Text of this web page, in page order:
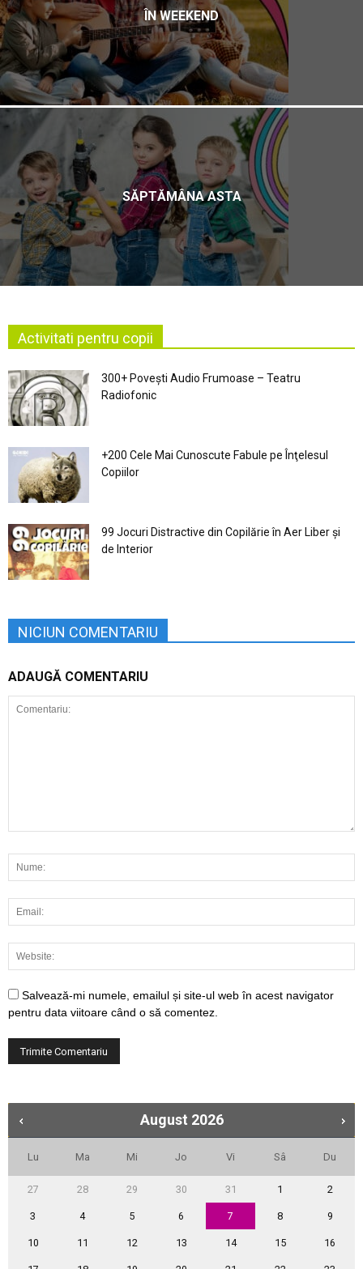
ÎN WEEKEND
SĂPTĂMÂNA ASTA
Activitati pentru copii
300+ Povești Audio Frumoase – Teatru
Radiofonic
+200 Cele Mai Cunoscute Fabule pe Înţelesul
Copiilor
99 Jocuri Distractive din Copilărie în Aer Liber şi
de Interior
NICIUN COMENTARIU
ADAUGĂ COMENTARIU
Salvează-mi numele, emailul și site-ul web în acest navigator
pentru data viitoare când o să comentez.
August 2026
Lu Ma Mi Jo Vi Sâ Du
27 28 29 30 31 1 2
3 4 5 6 7 8 9
10 11 12 13 14 15 16